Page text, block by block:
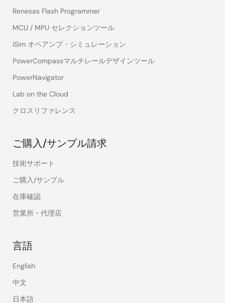
Renesas Flash Programmer
MCU / MPU セレクションツール
iSim オペアンプ・シミュレーション
PowerCompassマルチレールデザインツール
PowerNavigator
Lab on the Cloud
クロスリファレンス
ご購入/サンプル請求
技術サポート
ご購入/サンプル
在庫確認
営業所・代理店
言語
English
中文
日本語